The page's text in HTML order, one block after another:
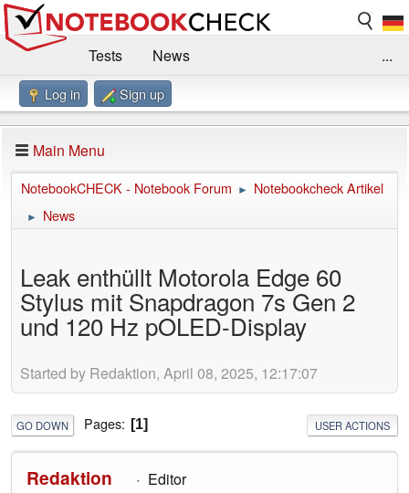
Tests
News
Benchmarks / Technik
Forum
Impressum
...
Log in Sign up
Main Menu
NotebookCHECK - Notebook Forum ► Notebookcheck Artikel
► News
Leak enthüllt Motorola Edge 60
Stylus mit Snapdragon 7s Gen 2
und 120 Hz pOLED-Display
Started by Redaktion, April 08, 2025, 12:17:07
GO DOWN Pages 1 USER ACTIONS
Redaktion Editor